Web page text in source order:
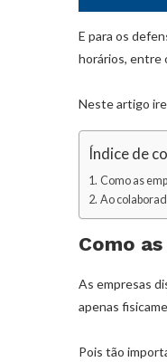
E para os
horários, entre
Neste artigo
Índice de
Como as
Ao
Como
As empresas
apenas
Pois tão